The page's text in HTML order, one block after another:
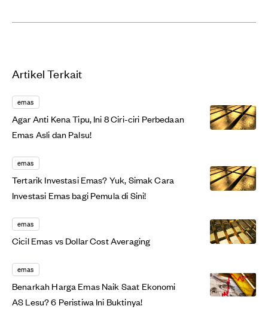
Artikel Terkait
emas
Agar Anti Kena Tipu, Ini 8 Ciri-ciri Perbedaan
Emas Asli dan Palsu!
emas
Tertarik Investasi Emas? Yuk, Simak Cara
Investasi Emas bagi Pemula di Sini!
emas
Cicil Emas vs Dollar Cost Averaging
emas
Benarkah Harga Emas Naik Saat Ekonomi
AS Lesu? 6 Peristiwa Ini Buktinya!